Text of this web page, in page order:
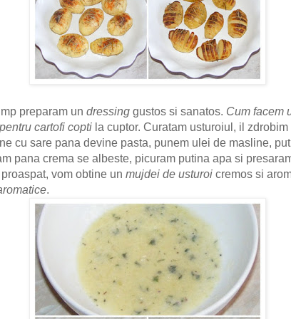
preparam un dressing gustos si sanatos. Cum facem
cartofi copti la cuptor. Curatam usturoiul, il zdrobim
cu sare pana devine pasta, punem ulei de masline,
pana crema se albeste, picuram putina apa si
vom obtine un mujdei de usturoi cremos si
.